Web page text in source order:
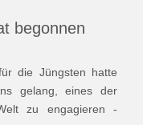
begonnen
die Jüngsten hatte
gelang, eines der
zu engagieren -